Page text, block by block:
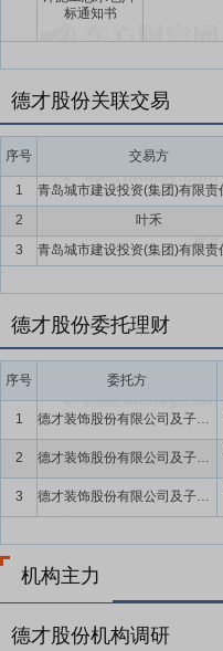
标通知书
德才股份关联交易
序号 交易方
1
2
叶禾
3
德才股份委托理财
序号 委托方
1 德才装饰股份有限公司及子公司
2
德才装饰股份有限公司及子公司
3
德才装饰股份有限公司及子公司
机构主力
德才股份机构调研